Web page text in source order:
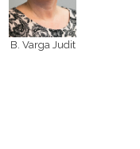
B. Varga Judit